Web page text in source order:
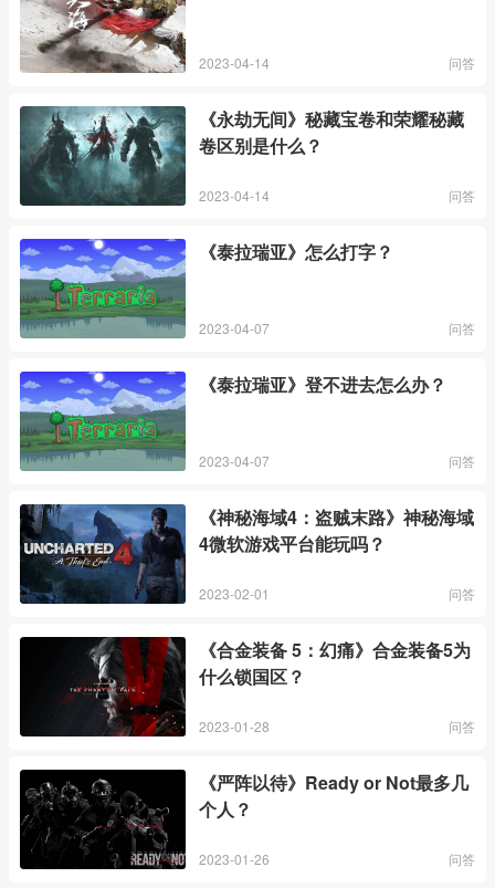
2023-04-14 问答
《永劫无间》秘藏宝卷和荣耀秘藏
卷区别是什么？
2023-04-14 问答
《泰拉瑞亚》怎么打字？
2023-04-07 问答
《泰拉瑞亚》登不进去怎么办？
2023-04-07 问答
《神秘海域4：盗贼末路》神秘海域
4微软游戏平台能玩吗？
2023-02-01 问答
《合金装备 5：幻痛》合金装备5为
什么锁国区？
2023-01-28 问答
《严阵以待》Ready or Not最多几
个人？
2023-01-26 问答